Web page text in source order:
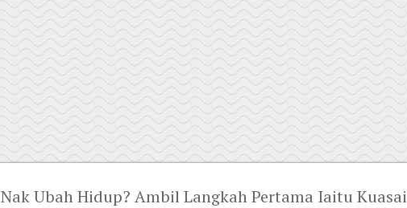
Nak Ubah Hidup? Ambil Langkah Pertama Iaitu Kuasai